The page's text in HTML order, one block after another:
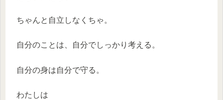
ちゃんと自立しなくちゃ。
自分のことは、自分でしっかり考える。
自分の身は自分で守る。
わたしは